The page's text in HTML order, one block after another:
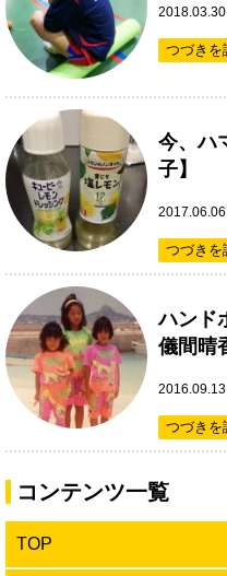
2018.03.30
つづきを
今、ハ
子】
2017.06.06
つづきを
ハンド
儀間晴
2016.09.13
つづきを
コンテンツ一覧
TOP